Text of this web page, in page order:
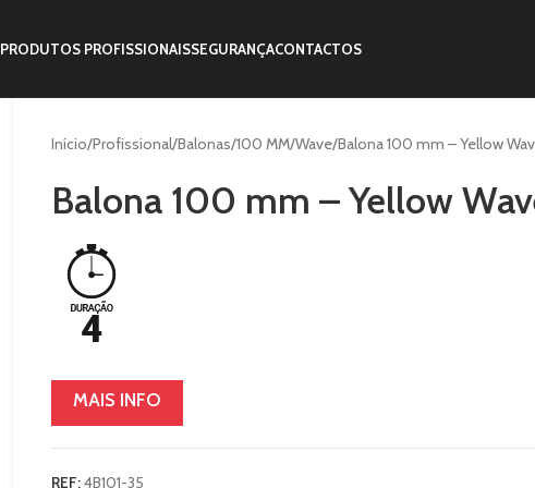
PRODUTOS PROFISSIONAISSEGURANÇACONTACTOS
Início Profissional Balonas 100 MM Wave Balona 100 mm – Yellow
Balona 100 mm – Yellow
MAIS INFO
REF:4B101-35